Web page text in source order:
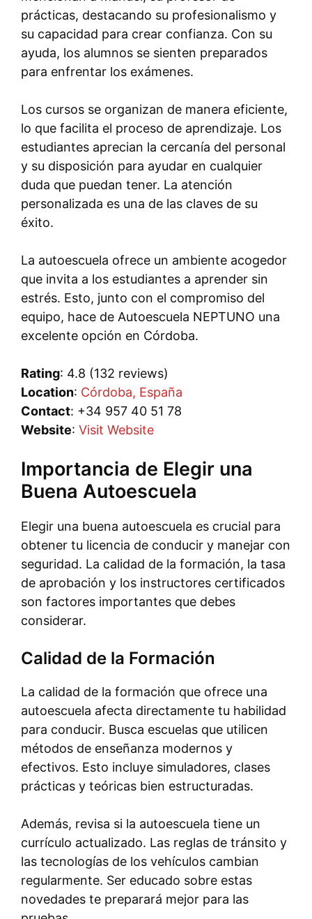
prácticas, destacando su profesionalismo y
su capacidad para crear confianza. Con su
ayuda, los alumnos se sienten preparados
para enfrentar los exámenes.
Los cursos se organizan de manera eficiente,
lo que facilita el proceso de aprendizaje. Los
estudiantes aprecian la cercanía del personal
y su disposición para ayudar en cualquier
duda que puedan tener. La atención
personalizada es una de las claves de su
éxito.
La autoescuela ofrece un ambiente acogedor
que invita a los estudiantes a aprender sin
estrés. Esto, junto con el compromiso del
equipo, hace de Autoescuela NEPTUNO una
excelente opción en Córdoba.
Rating: 4.8 (132 reviews)
Location: Córdoba, España
Contact: +34 957 40 51 78
Website: Visit Website
Importancia de Elegir una
Buena Autoescuela
Elegir una buena autoescuela es crucial para
obtener tu licencia de conducir y manejar con
seguridad. La calidad de la formación, la tasa
de aprobación y los instructores certificados
son factores importantes que debes
considerar.
Calidad de la Formación
La calidad de la formación que ofrece una
autoescuela afecta directamente tu habilidad
para conducir. Busca escuelas que utilicen
métodos de enseñanza modernos y
efectivos. Esto incluye simuladores, clases
prácticas y teóricas bien estructuradas.
Además, revisa si la autoescuela tiene un
currículo actualizado. Las reglas de tránsito y
las tecnologías de los vehículos cambian
regularmente. Ser educado sobre estas
novedades te preparará mejor para las